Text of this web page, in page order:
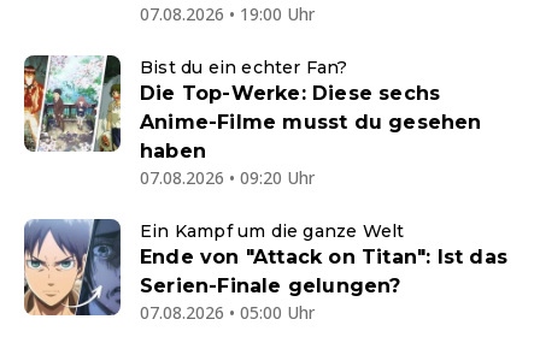
07.08.2026 • 19:00 Uhr
Bist du ein echter Fan?
Die Top-Werke: Diese sechs
Anime-Filme musst du gesehen
haben
07.08.2026 • 09:20 Uhr
Ein Kampf um die ganze Welt
Ende von "Attack on Titan": Ist das
Serien-Finale gelungen?
07.08.2026 • 05:00 Uhr